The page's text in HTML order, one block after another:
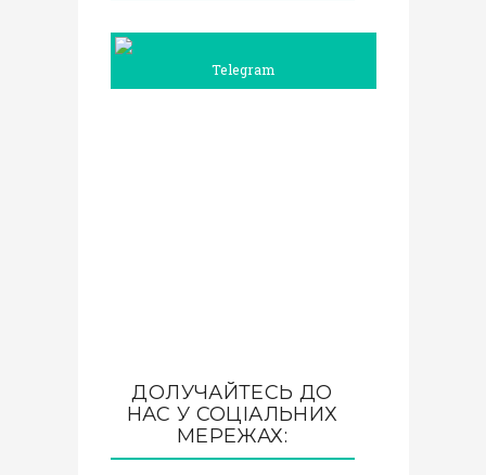
Telegram
ДОЛУЧАЙТЕСЬ ДО
НАС У СОЦІАЛЬНИХ
МЕРЕЖАХ: